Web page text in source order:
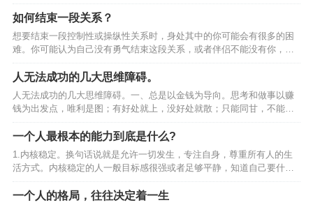
必须做出改变。很多时候，我们都需要一种斩断自己退路的勇气。因为
身…
噬人的智慧，因为懒得动脑子。懒惰行动得如此缓
慢，贫穷很快就能超过它。心理的懒惰，比身体的
懒惰更毁人，也最难改。当心理懒惰时，什么都不
想做，但必须要做工作，身体的各部分，就会感到
不安和无聊。反过来说，如果对于这种工作有兴
趣、愉快，工作效率不但高，身心也会感觉到十分
舒适。2、拖延世界上那些最容易的事情中，拖延时
间最不费力，也最能毁一个人。拖延是对生活本身
如何结束一段关系？
想要结束一段控制性或操纵性关系时，身处其中的你可能会有很多的困
难。你可能认为自己没有勇气结束这段关系，或者伴侣不能没有你，甚
至伴侣一直在伤害你，但是如果不离开，你就无法用自己的方法开始生
活。如果你想要真正结束一段关系， 就要提前做好准备，执行计划并坚
持到底。最重要的是树立勇气，敢于去做 01.为结束关系做准备 发现自
己处于他人控制中很多控制性或操纵性关系比理应发生的时间要长，因
为被控制或操纵的人不承认关系存在任何错误。你可能觉得伴侣只是有
一点喜怒无常或者粘人，实际上，对方已经…
人无法成功的几大思维障碍。
人无法成功的几大思维障碍。一、总是以金钱为导向。思考和做事以赚
钱为出发点，唯利是图；有好处就上，没好处就散；只能同甘，不能共
苦；好汉不吃眼前亏，看眼前利益；急功近利，不考虑长远；缺乏助人
和啥得心态，没有责任感和使命感。忠告：用眼睛看到的叫视线，用眼
光看到的是未来；放眼长远，把握趋势，从长计议，赢在未来。记住，
一定把你的事业和趋势、社会责任、社会使命紧紧联系在一起。二、得
意不找退路，失意不找出路。得意之时，没有危机感，满足现状；有小
成功就粘粘自喜，自我满足和陶醉，停止进取，贪图享受或恣意挥霍，
不做…
一个人最根本的能力到底是什么?
1.内核稳定。换句话说就是允许一切发生，专注自身，尊重所有人的生
活方式。内核稳定的人一般目标感很强或者足够平静，知道自己要什么
不要什么，做很多事情也就更加高效和完善；相反地，内核不稳定的人
容易毛躁，焦虑不安，遇到一点挫折，就把自己变得一蹶不振，给自己
一个人的格局，往往决定着一生